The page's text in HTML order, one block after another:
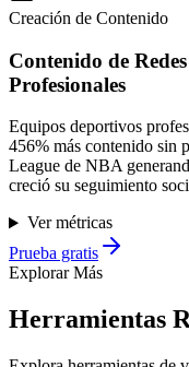
Creación de Contenido
Contenido de
Profesionales
Equipos deportivos
456% más contenido sin
League de NBA
creció su seguimiento
Ver métricas
Prueba gratis
Explorar Más
Herramientas